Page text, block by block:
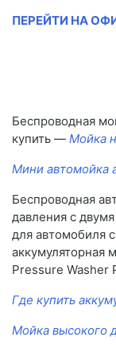
ПЕРЕЙТИ НА
Беспроводная
купить — Мойка
Мини автомойка
Беспроводная
давления с
для автомобиля
аккумуляторная
Pressure Washer
Где купить
Мойка высокого